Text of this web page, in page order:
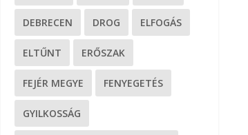
DEBRECEN DROG ELFOGÁS
ELTŰNT ERŐSZAK
FEJÉR MEGYE FENYEGETÉS
GYILKOSSÁG